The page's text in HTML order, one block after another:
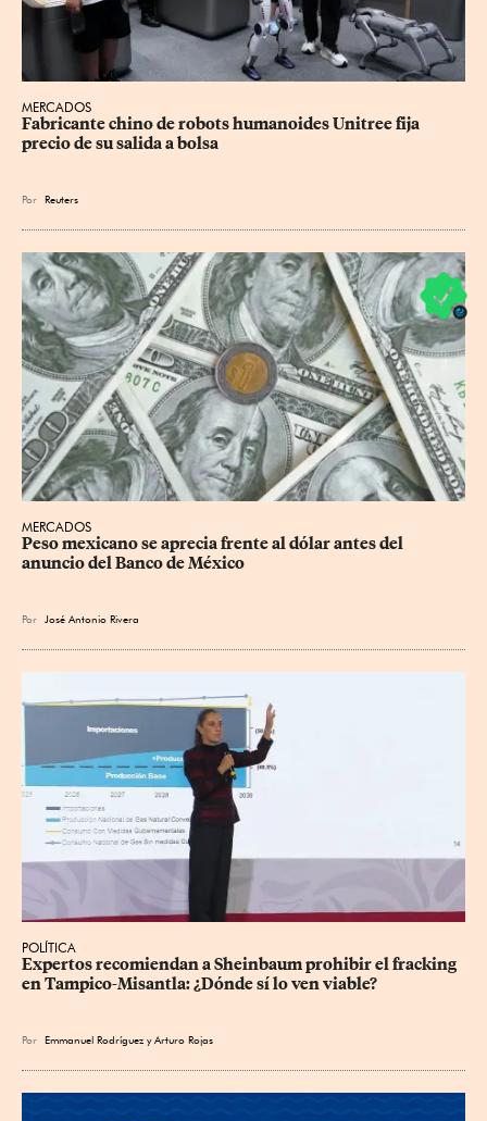
MERCADOS
Fabricante chino de robots humanoides Unitree fija
precio de su salida a bolsa
Por Reuters
MERCADOS
Peso mexicano se aprecia frente al dólar antes del
anuncio del Banco de México
Por José Antonio Rivera
POLÍTICA
Expertos recomiendan a Sheinbaum prohibir el fracking
en Tampico-Misantla: ¿Dónde sí lo ven viable?
Por Emmanuel Rodríguez yArturo Rojas